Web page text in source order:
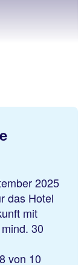
2025
das Hotel
mit
30
von 10